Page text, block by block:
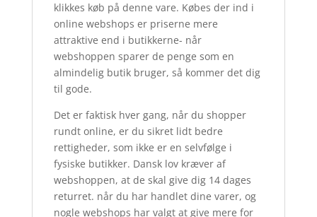
klikkes køb på denne vare. Købes der ind i
online webshops er priserne mere
attraktive end i butikkerne- når
webshoppen sparer de penge som en
almindelig butik bruger, så kommer det dig
til gode.
Det er faktisk hver gang, når du shopper
rundt online, er du sikret lidt bedre
rettigheder, som ikke er en selvfølge i
fysiske butikker. Dansk lov kræver af
webshoppen, at de skal give dig 14 dages
returret. når du har handlet dine varer, og
nogle webshops har valgt at give mere for